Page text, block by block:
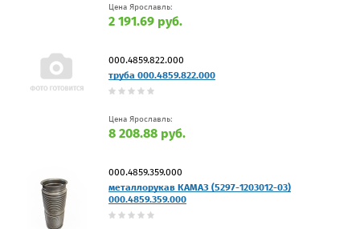
Цена Ярославль:
2 191.69 руб.
000.4859.822.000
труба 000.4859.822.000
Цена Ярославль:
8 208.88 руб.
000.4859.359.000
металлорукав КАМАЗ (5297-1203012-03)
000.4859.359.000